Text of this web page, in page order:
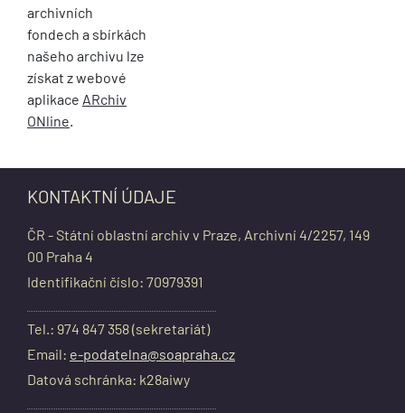
archivních
fondech a sbírkách
našeho archivu lze
získat z webové
aplikace ARchiv
ONline.
KONTAKTNÍ ÚDAJE
ČR - Státní oblastní archiv v Praze, Archivní 4/2257, 149
00 Praha 4
Identifikační číslo: 70979391
Tel.: 974 847 358 (sekretariát)
Email: e-podatelna@soapraha.cz
Datová schránka: k28aiwy